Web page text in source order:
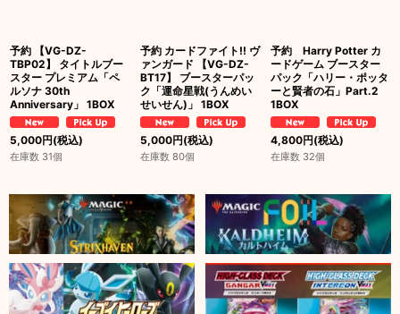
予約 【VG-DZ-
TBP02】 タイトルブー
スター プレミアム「ペ
ルソナ 30th
Anniversary」 1BOX
5,000円(税込)
在庫数 31個
予約 カードファイト!! ヴ
ァンガード 【VG-DZ-
BT17】 ブースターパッ
ク「運命星戦(うんめい
せいせん)」 1BOX
5,000円(税込)
在庫数 80個
予約 Harry Potter カ
ードゲーム ブースター
パック「ハリー・ポッタ
ーと賢者の石」Part.2
1BOX
4,800円(税込)
在庫数 32個